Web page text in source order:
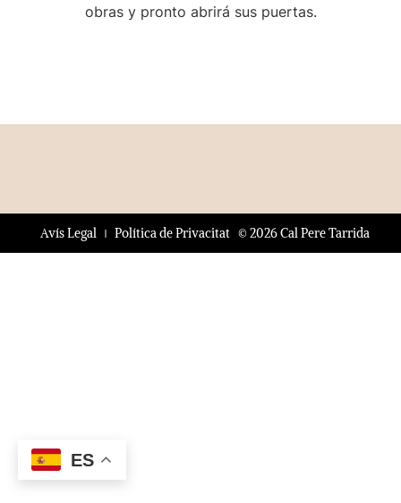
obras y pronto abrirá sus puertas.
© 2026 Cal Pere Tarrida
Avís Legal Política de Privacitat
ES